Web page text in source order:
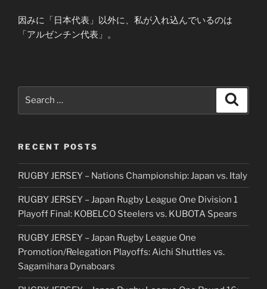
因みに「日本代表」以外に、私が入れ込んでいるのは
「アルゼンチン代表」。
RECENT POSTS
RUGBY JERSEY – Nations Championship: Japan vs. Italy
RUGBY JERSEY – Japan Rugby League One Division 1
Playoff Final: KOBELCO Steelers vs. KUBOTA Spears
RUGBY JERSEY – Japan Rugby League One
Promotion/Relegation Playoffs: Aichi Shuttles vs.
Sagamihara Dynaboars